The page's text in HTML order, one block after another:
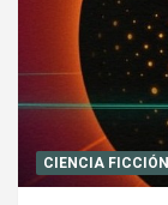
CIENCIA FICCIÓN